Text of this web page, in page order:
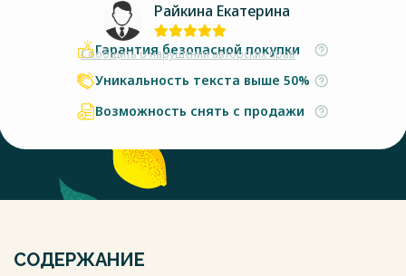
Райкина Екатерина
Сообщить о нарушении авторских прав
Гарантия безопасной покупки
Уникальность текста выше 50%
Возможность снять с продажи
СОДЕРЖАНИЕ